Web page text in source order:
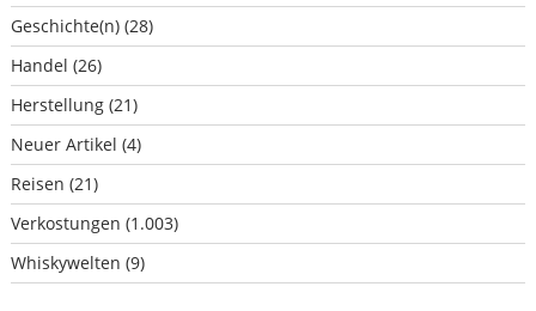
Geschichte(n) (28)
Handel (26)
Herstellung (21)
Neuer Artikel (4)
Reisen (21)
Verkostungen (1.003)
Whiskywelten (9)